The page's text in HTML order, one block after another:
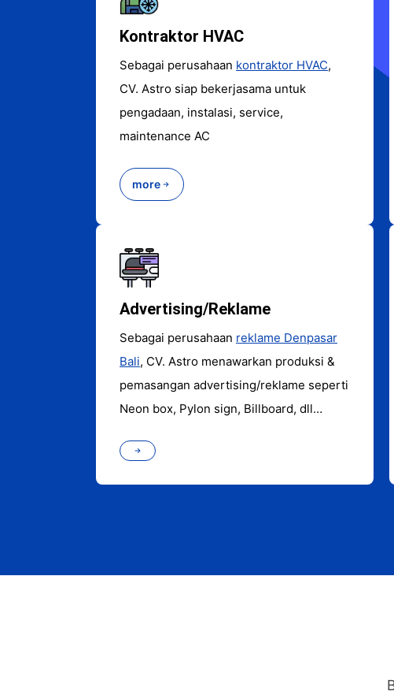
Kontraktor HVAC
Sebagai perusahaan kontraktor HVAC,
CV. Astro siap bekerjasama untuk
pengadaan, instalasi, service,
maintenance AC
more
Advertising/Reklame
Sebagai perusahaan reklame Denpasar
Bali, CV. Astro menawarkan produksi &
pemasangan advertising/reklame seperti
Neon box, Pylon sign, Billboard, dll…